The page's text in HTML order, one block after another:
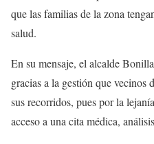
que las familias de la zona
salud.
En su mensaje, el alcalde
gracias a la gestión que vecinos
sus recorridos, pues por la
acceso a una cita médica,